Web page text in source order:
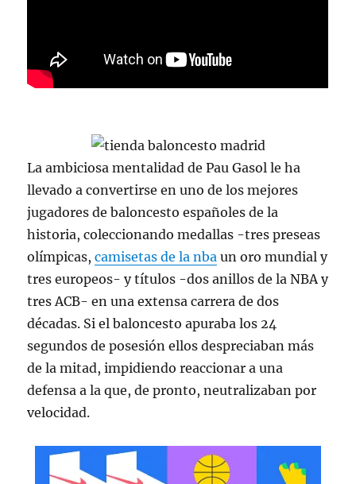
La ambiciosa mentalidad de Pau Gasol le ha
llevado a convertirse en uno de los mejores
jugadores de baloncesto españoles de la
historia, coleccionando medallas -tres preseas
olímpicas,camisetas de la nba un oro mundial y
tres europeos- y títulos -dos anillos de la NBA y
tres ACB- en una extensa carrera de dos
décadas. Si el baloncesto apuraba los 24
segundos de posesión ellos despreciaban más
de la mitad, impidiendo reaccionar a una
defensa a la que, de pronto, neutralizaban por
velocidad.